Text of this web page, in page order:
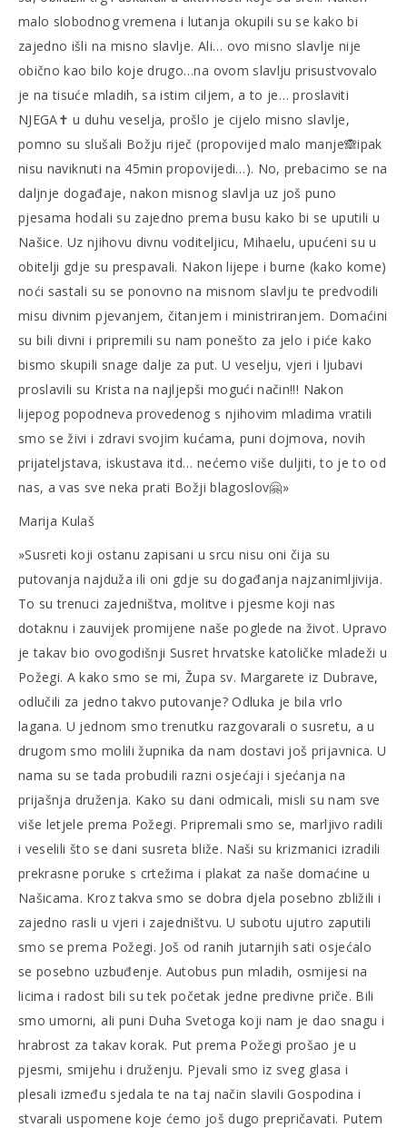
malo slobodnog vremena i lutanja okupili su se kako bi
zajedno išli na misno slavlje. Ali… ovo misno slavlje nije
obično kao bilo koje drugo…na ovom slavlju prisustvovalo
je na tisuće mladih, sa istim ciljem, a to je… proslaviti
NJEGA✝️ u duhu veselja, prošlo je cijelo misno slavlje,
pomno su slušali Božju riječ (propovijed malo manje🙈ipak
nisu naviknuti na 45min propovijedi…). No, prebacimo se na
daljnje događaje, nakon misnog slavlja uz još puno
pjesama hodali su zajedno prema busu kako bi se uputili u
Našice. Uz njihovu divnu voditeljicu, Mihaelu, upućeni su u
obitelji gdje su prespavali. Nakon lijepe i burne (kako kome)
noći sastali su se ponovno na misnom slavlju te predvodili
misu divnim pjevanjem, čitanjem i ministriranjem. Domaćini
su bili divni i pripremili su nam ponešto za jelo i piće kako
bismo skupili snage dalje za put. U veselju, vjeri i ljubavi
proslavili su Krista na najljepši mogući način!!! Nakon
lijepog popodneva provedenog s njihovim mladima vratili
smo se živi i zdravi svojim kućama, puni dojmova, novih
prijateljstava, iskustava itd… nećemo više duljiti, to je to od
nas, a vas sve neka prati Božji blagoslov🤗»
Marija Kulaš
»Susreti koji ostanu zapisani u srcu nisu oni čija su
putovanja najduža ili oni gdje su događanja najzanimljivija.
To su trenuci zajedništva, molitve i pjesme koji nas
dotaknu i zauvijek promijene naše poglede na život. Upravo
je takav bio ovogodišnji Susret hrvatske katoličke mladeži u
Požegi. A kako smo se mi, Župa sv. Margarete iz Dubrave,
odlučili za jedno takvo putovanje? Odluka je bila vrlo
lagana. U jednom smo trenutku razgovarali o susretu, a u
drugom smo molili župnika da nam dostavi još prijavnica. U
nama su se tada probudili razni osjećaji i sjećanja na
prijašnja druženja. Kako su dani odmicali, misli su nam sve
više letjele prema Požegi. Pripremali smo se, marljivo radili
i veselili što se dani susreta bliže. Naši su krizmanici izradili
prekrasne poruke s crtežima i plakat za naše domaćine u
Našicama. Kroz takva smo se dobra djela posebno zbližili i
zajedno rasli u vjeri i zajedništvu. U subotu ujutro zaputili
smo se prema Požegi. Još od ranih jutarnjih sati osjećalo
se posebno uzbuđenje. Autobus pun mladih, osmijesi na
licima i radost bili su tek početak jedne predivne priče. Bili
smo umorni, ali puni Duha Svetoga koji nam je dao snagu i
hrabrost za takav korak. Put prema Požegi prošao je u
pjesmi, smijehu i druženju. Pjevali smo iz sveg glasa i
plesali između sjedala te na taj način slavili Gospodina i
stvarali uspomene koje ćemo još dugo prepričavati. Putem